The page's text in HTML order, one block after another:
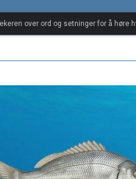
over ord og setninger for å høre